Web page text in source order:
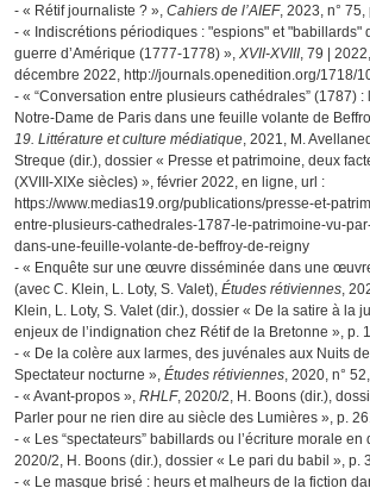
- « Rétif journaliste ? », Cahiers de l’AIEF, 2023, n° 75,
- « Indiscrétions périodiques : "espions" et "babillards"
guerre d’Amérique (1777-1778) », XVII-XVIII , 79 |
décembre 2022, http://journals.openedition.org/1718/
- « “Conversation entre plusieurs cathédrales” (1787)
Notre-Dame de Paris dans une feuille volante de
19. Littérature et culture médiatique , 2021, M.
Streque (dir.), dossier « Presse et patrimoine, deux
(XVIII-XIXe siècles) », février 2022, en ligne, url :
https://www.medias19.org/publications/presse-et-
entre-plusieurs-cathedrales-1787-le-patrimoine-vu-
dans-une-feuille-volante-de-beffroy-de-reigny
- « Enquête sur une œuvre disséminée dans une
(avec C. Klein, L. Loty, S. Valet), Études rétiviennes ,
Klein, L. Loty, S. Valet (dir.), dossier « De la satire à la
enjeux de l’indignation chez Rétif de la Bretonne », p.
- « De la colère aux larmes, des juvénales aux Nuits
Spectateur nocturne », Études rétiviennes , 2020, n°
- « Avant-propos », RHLF, 2020/2, H. Boons (dir.),
Parler pour ne rien dire au siècle des Lumières », p.
- « Les “spectateurs” babillards ou l’écriture morale en
2020/2, H. Boons (dir.), dossier « Le pari du babil », p.
- « Le masque brisé : heurs et malheurs de la fiction